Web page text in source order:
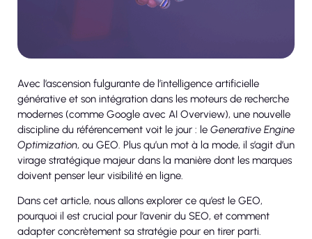
Avec l’ascension fulgurante de l’intelligence artificielle
générative et son intégration dans les moteurs de recherche
modernes (comme Google avec AI Overview), une nouvelle
discipline du référencement voit le jour : le Generative Engine
Optimization, ou GEO. Plus qu’un mot à la mode, il s’agit d’un
virage stratégique majeur dans la manière dont les marques
doivent penser leur visibilité en ligne.
Dans cet article, nous allons explorer ce qu’est le GEO,
pourquoi il est crucial pour l’avenir du SEO, et comment
adapter concrètement sa stratégie pour en tirer parti.